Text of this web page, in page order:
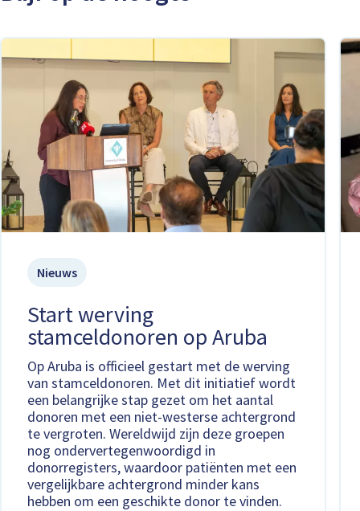
Nieuws
Start werving
stamceldonoren op Aruba
Op Aruba is officieel gestart met de werving
van stamceldonoren. Met dit initiatief wordt
een belangrijke stap gezet om het aantal
donoren met een niet-westerse achtergrond
te vergroten. Wereldwijd zijn deze groepen
nog ondervertegenwoordigd in
donorregisters, waardoor patiënten met een
vergelijkbare achtergrond minder kans
hebben om een geschikte donor te vinden.